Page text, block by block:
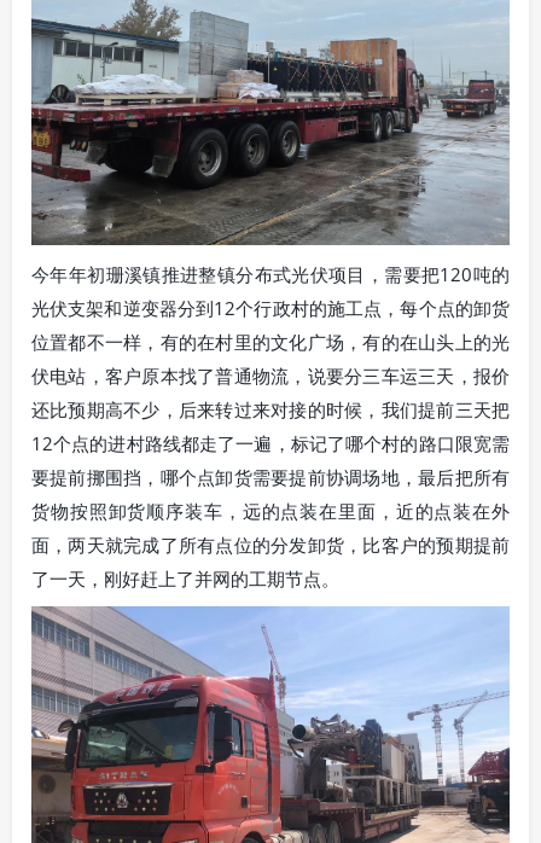
今年年初珊溪镇推进整镇分布式光伏项目，需要把120吨的
光伏支架和逆变器分到12个行政村的施工点，每个点的卸货
位置都不一样，有的在村里的文化广场，有的在山头上的光
伏电站，客户原本找了普通物流，说要分三车运三天，报价
还比预期高不少，后来转过来对接的时候，我们提前三天把
12个点的进村路线都走了一遍，标记了哪个村的路口限宽需
要提前挪围挡，哪个点卸货需要提前协调场地，最后把所有
货物按照卸货顺序装车，远的点装在里面，近的点装在外
面，两天就完成了所有点位的分发卸货，比客户的预期提前
了一天，刚好赶上了并网的工期节点。